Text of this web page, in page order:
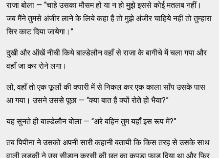
राजा बोला — “चाहे उसका मौसम हो या न हो मुझे इससे कोई मतलब नहीं।
जब मैंने तुमसे अंजीर लाने के लिये कहा है तो मुझे अंजीर चाहिये नहीं तो तुम्हारा
सिर काट दिया जायेगा।”
दुखी और ऑखें नीची किये बाल्डेलौन वहाँ से राजा के बागीचे में चला गया और
वहाँ जा कर रोने लगा।
लो, वहाँ तो एक फूलों की क्यारी में से निकल कर एक काला साँप उसके पास
आ गया। उसने उससे पूछा — “क्या बात है क्यों रोते हो भैया?”
यह सुनते ही बाल्डेलौन बोला — “अरे बहिन तुम यहाँ इस रूप में?”
तब पिपीना ने उसको अपनी सारी कहानी बतायी कि किस तरह से उसके साथ
वाली लड़की ने उस सीडान कुरसी की छत का कपड़ा फाड़ दिया था और फिर